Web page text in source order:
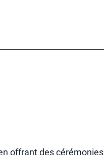
offrant des cérémonies